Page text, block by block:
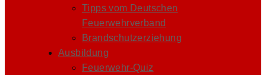
Tipps vom Deutschen
Feuerwehrverband
Brandschutzerziehung
Ausbildung
Feuerwehr-Quiz